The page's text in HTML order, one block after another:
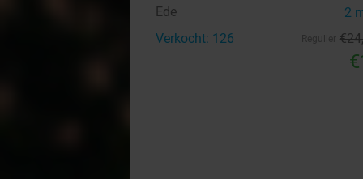
Ede 2
Verkocht: 126 €24